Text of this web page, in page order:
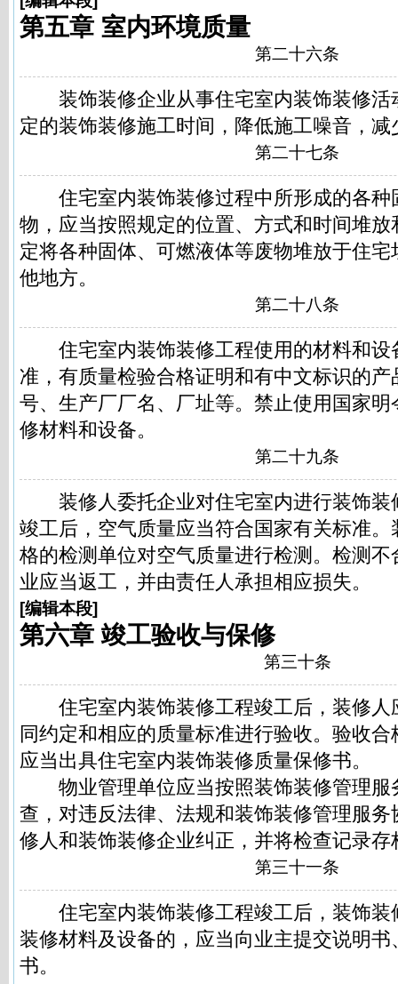
第五章 室内环境质量
第二十六条
装饰装修企业从事住宅室内装饰装修活
定的装饰装修施工时间，降低施工噪音，减
第二十七条
住宅室内装饰装修过程中所形成的各种
物，应当按照规定的位置、方式和时间堆
定将各种固体、可燃液体等废物堆放于住
他地方。
第二十八条
住宅室内装饰装修工程使用的材料和设
准，有质量检验合格证明和有中文标识的
号、生产厂厂名、厂址等。禁止使用国家
修材料和设备。
第二十九条
装修人委托企业对住宅室内进行装饰装
竣工后，空气质量应当符合国家有关标准
格的检测单位对空气质量进行检测。检测
业应当返工，并由责任人承担相应损失。
[编辑本段]
第六章 竣工验收与保修
第三十条
住宅室内装饰装修工程竣工后，装修人
同约定和相应的质量标准进行验收。验收
应当出具住宅室内装饰装修质量保修书。
物业管理单位应当按照装饰装修管理服
查，对违反法律、法规和装饰装修管理服
修人和装饰装修企业纠正，并将检查记录存
第三十一条
住宅室内装饰装修工程竣工后，装饰装
装修材料及设备的，应当向业主提交说明
书。